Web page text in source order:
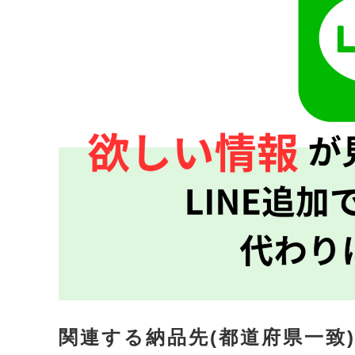
関連する納品先(都道府県一致)